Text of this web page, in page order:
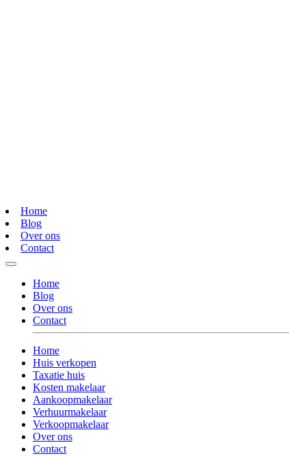
Home
Blog
Over ons
Contact
Home
Blog
Over ons
Contact
Home
Huis verkopen
Taxatie huis
Kosten makelaar
Aankoopmakelaar
Verhuurmakelaar
Verkoopmakelaar
Over ons
Contact